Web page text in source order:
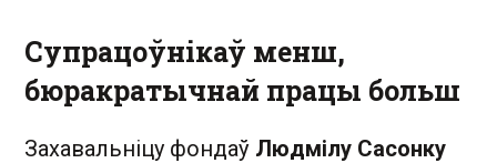
Супрацоўнікаў менш,
бюракратычнай працы больш
Захавальніцу фондаў Людмілу Сасонку